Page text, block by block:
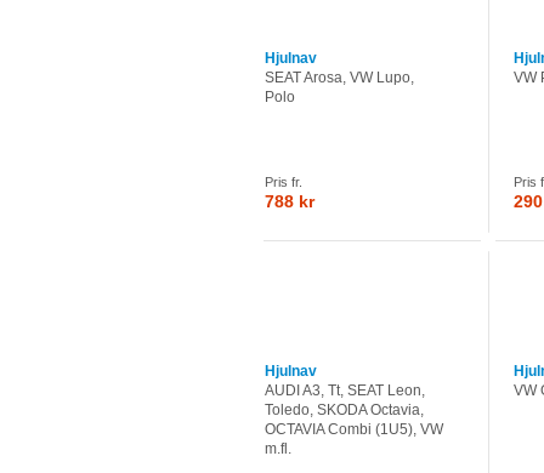
Hjulnav
SEAT Arosa, VW Lupo,
Polo
Pris fr.
788 kr
VW
Pris
Hjulnav
AUDI A3, Tt, SEAT Leon,
Toledo, SKODA Octavia,
OCTAVIA Combi (1U5), VW
m.fl.
VW